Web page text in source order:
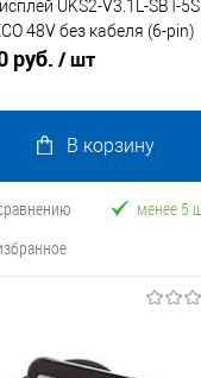
UKS2-V3.1L-SBT-5S
48V без кабеля (6-pin)
руб. / шт
В корзину
менее 5